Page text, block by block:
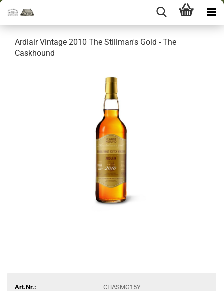
Ardlair Vintage 2010 The Stillman's Gold - The
Caskhound
Art.Nr.:
CHASMG15Y